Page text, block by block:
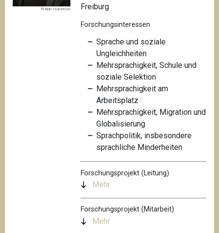
© Alan Humerose
Freiburg
Forschungsinteressen
Sprache und soziale
Ungleichheiten
Mehrsprachigkeit, Schule und
soziale Selektion
Mehrsprachigkeit am
Arbeitsplatz
Mehrsprachigkeit, Migration und
Globalisierung
Sprachpolitik, insbesondere
sprachliche Minderheiten
Forschungsprojekt (Leitung)
Mehr
Forschungsprojekt (Mitarbeit)
Mehr